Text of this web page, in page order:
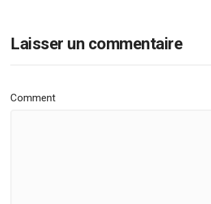
Laisser un commentaire
Comment